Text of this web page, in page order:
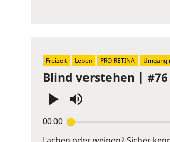
Blind verstehen |
00:00
Enter
or
Freizeit Leben PRO RETINA Umgang